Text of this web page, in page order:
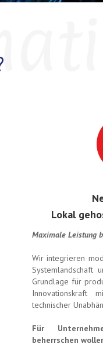
Lokal
Maximale Leistung
Wir integrieren
Systemlandschaft
Grundlage für
Innovationskraft
technischer
Für
beherrschen